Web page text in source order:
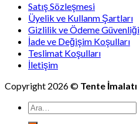
Satış Sözleşmesi
Üyelik ve Kullanm Şartları
Gizlilik ve Ödeme Güvenliği
İade ve Değişim Koşulları
Teslimat Koşulları
İletişim
Copyright 2026 © Tente İmalatı
Ara: